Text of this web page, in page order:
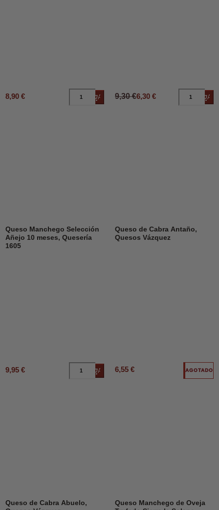
8,90 € Añadir al carrito
9,30 €6,30 €
Queso Manchego Selección
Añejo 10 meses, Quesería
1605
9,95 € Añadir al carrito
Queso de Cabra Antaño,
Quesos Vázquez
6,55 € AGOTADO
Queso de Cabra Abuelo,
DESCUENTO31%
Queso Manchego de Oveja